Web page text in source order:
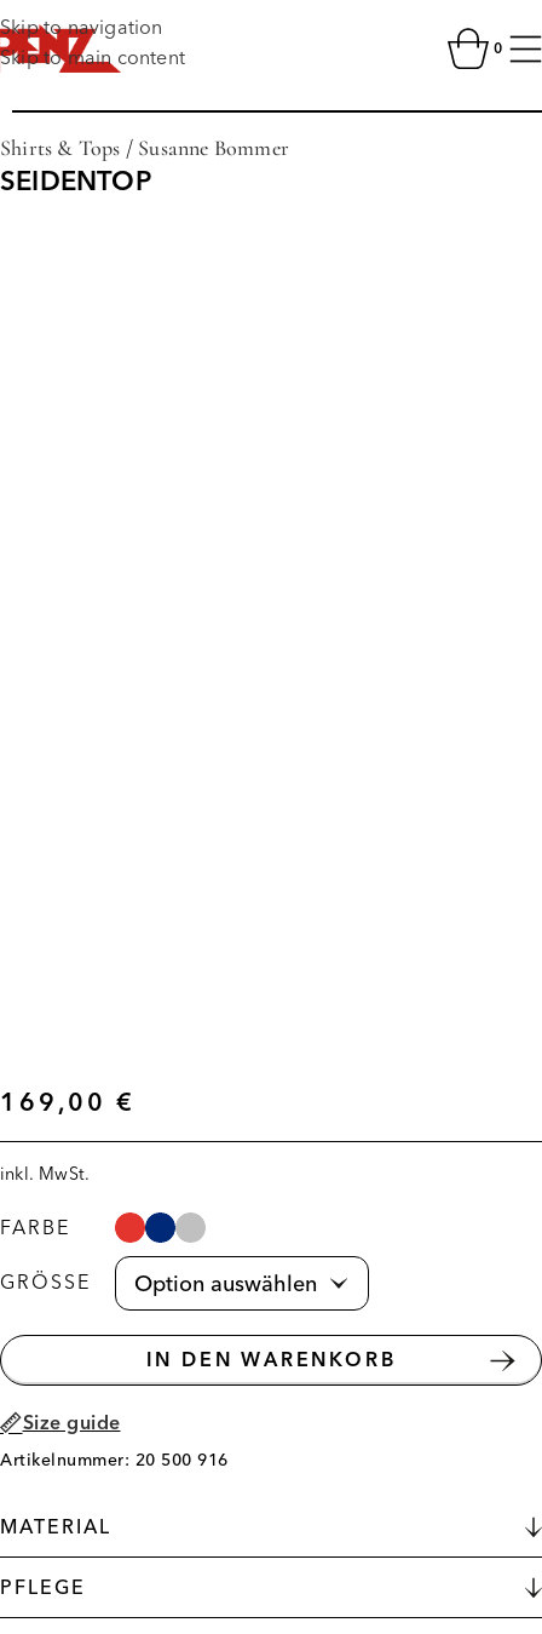
Skip to navigation
Skip to main content
0
Shirts & Tops / Susanne Bommer
SEIDENTOP
169,00 €
inkl. MwSt.
FARBE
GRÖSSE
IN DEN WARENKORB
Size guide
Artikelnummer: 20 500 916
MATERIAL
PFLEGE